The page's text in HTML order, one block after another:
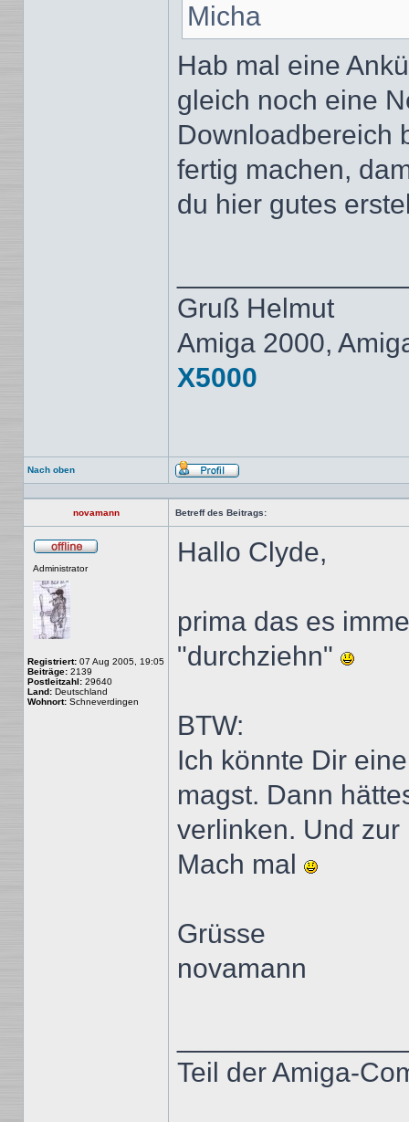
Micha
Hab mal eine
gleich noch eine
Downloadbereich
fertig machen,
du hier gutes
Gruß Helmut
Amiga 2000,
X5000
Nach oben
Profil
novamann Betreff des Beitrags:
Administrator
Registriert: 07 Aug 2005, 19:05
Beiträge: 2139
Postleitzahl: 29640
Land: Deutschland
Wohnort: Schneverdingen
Hallo Clyde,
prima das es
"durchziehn"
BTW:
Ich könnte Dir
magst. Dann
verlinken. Und
Mach mal
Grüsse
novamann
Teil der Amiga-